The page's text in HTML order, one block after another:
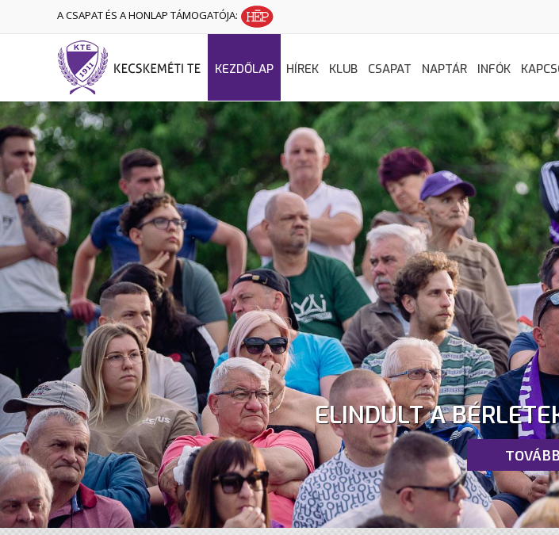
A CSAPAT ÉS A HONLAP TÁMOGATÓJA:
KEZDŐLAP HÍREK KLUB CSAPAT NAPTÁR INFÓK
ELINDULT A
TOVÁBB